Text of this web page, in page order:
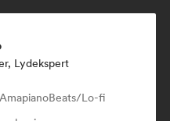
Lydekspert
Beats/Lo-fi